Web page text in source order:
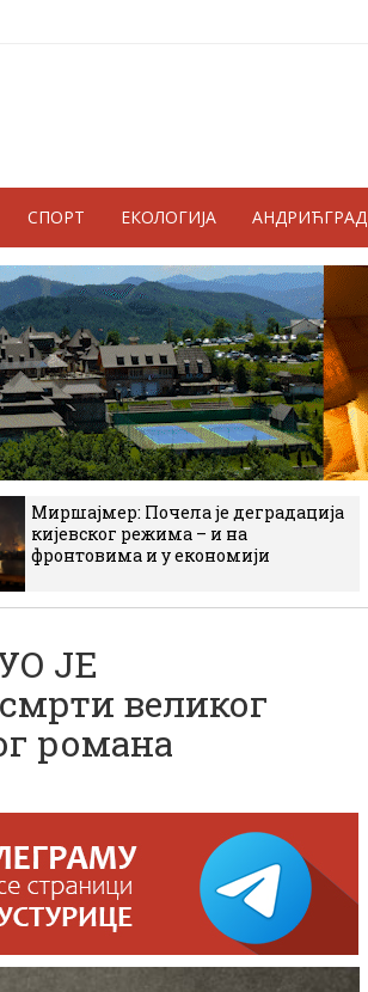
СПОРТ ЕКОЛОГИЈА АНДРИЋГРАД
Миршајмер: Почела је деградација
кијевског режима – и на
фронтовима и у економији
ЈЕ
великог
романа